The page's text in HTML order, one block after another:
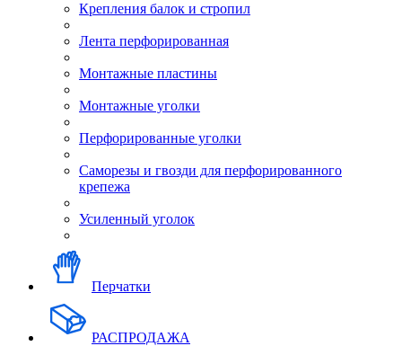
Крепления балок и стропил
Лента перфорированная
Монтажные пластины
Монтажные уголки
Перфорированные уголки
Саморезы и гвозди для перфорированного
крепежа
Усиленный уголок
Перчатки
РАСПРОДАЖА